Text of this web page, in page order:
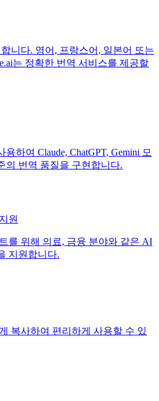
니다. 영어, 프랑스어, 일본어 또는
는 정확한 번역 서비스를 제공할
하여 Claude, ChatGPT, Gemini 모
의 번역 품질을 구현합니다.
원
를 위해 의료, 금융 분야와 같은 AI
지원합니다.
복사하여 편리하게 사용할 수 있